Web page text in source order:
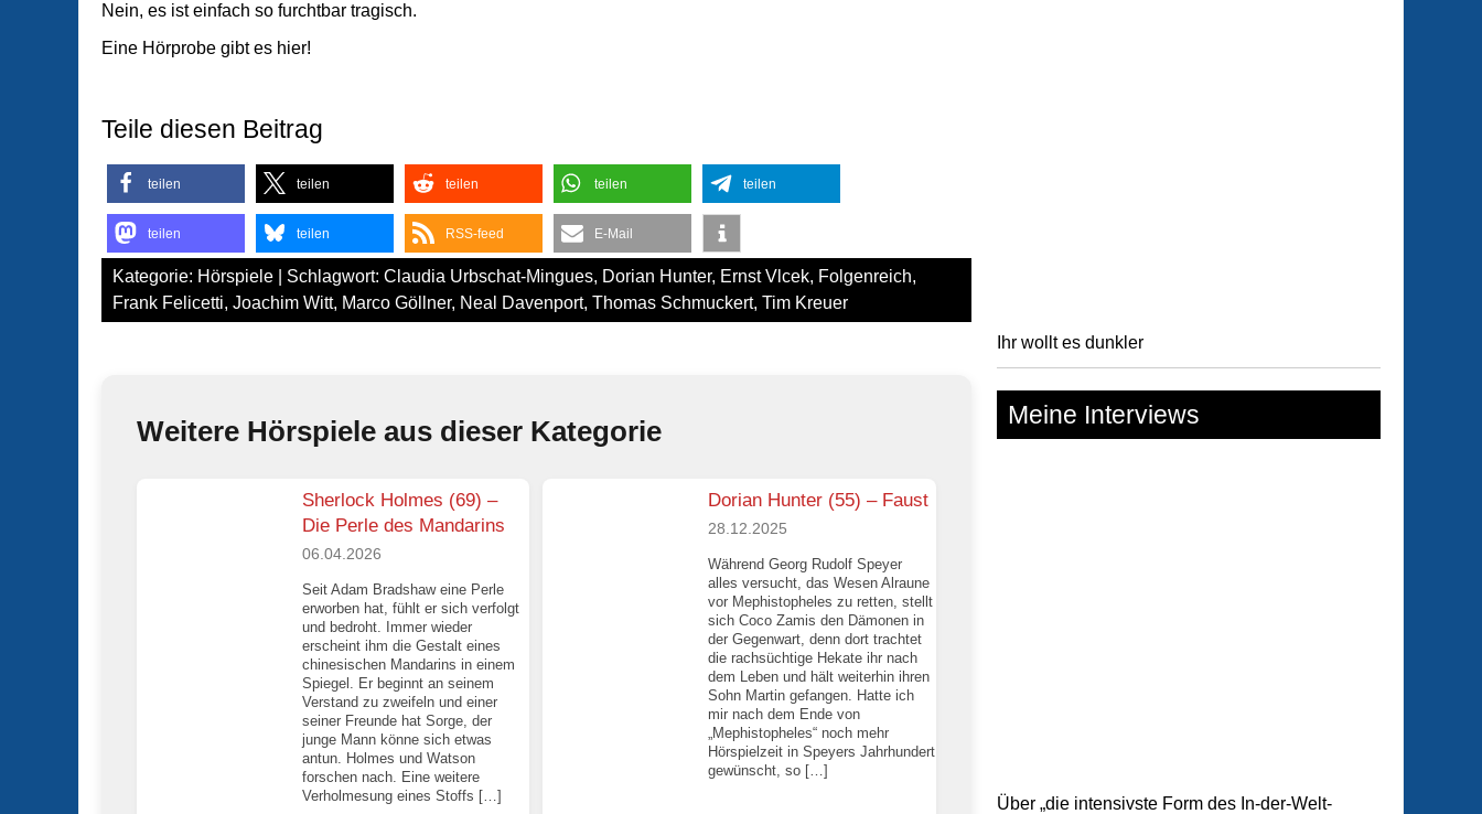
Nein, es ist einfach so furchtbar tragisch.
Eine Hörprobe gibt es hier!
Teile diesen Beitrag
teilen teilen teilen teilen teilen
teilen teilen RSS-feed E-Mail
Kategorie: Hörspiele | Schlagwort: Claudia Urbschat-Mingues, Dorian Hunter, Ernst Vlcek, Folgenreich,
Frank Felicetti, Joachim Witt, Marco Göllner, Neal Davenport, Thomas Schmuckert, Tim Kreuer
Weitere Hörspiele aus dieser Kategorie
Sherlock Holmes (69) –
Die Perle des Mandarins
06.04.2026
Seit Adam Bradshaw eine Perle
erworben hat, fühlt er sich verfolgt
und bedroht. Immer wieder
erscheint ihm die Gestalt eines
chinesischen Mandarins in einem
Spiegel. Er beginnt an seinem
Verstand zu zweifeln und einer
seiner Freunde hat Sorge, der
junge Mann könne sich etwas
antun. Holmes und Watson
forschen nach. Eine weitere
Verholmesung eines Stoffs […]
Dorian Hunter (55) – Faust
28.12.2025
Während Georg Rudolf Speyer
alles versucht, das Wesen Alraune
vor Mephistopheles zu retten, stellt
sich Coco Zamis den Dämonen in
der Gegenwart, denn dort trachtet
die rachsüchtige Hekate ihr nach
dem Leben und hält weiterhin ihren
Sohn Martin gefangen. Hatte ich
mir nach dem Ende von
„Mephistopheles“ noch mehr
Hörspielzeit in Speyers Jahrhundert
gewünscht, so […]
Ihr wollt es dunkler
Meine Interviews
Über „die intensivste Form des In-der-Welt-